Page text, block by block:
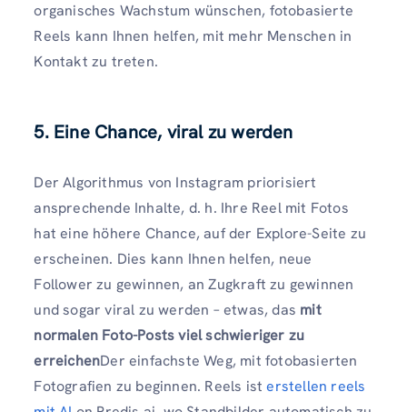
organisches Wachstum wünschen, fotobasierte
Reels kann Ihnen helfen, mit mehr Menschen in
Kontakt zu treten.
5. Eine Chance, viral zu werden
Der Algorithmus von Instagram priorisiert
ansprechende Inhalte, d. h. Ihre Reel mit Fotos
hat eine höhere Chance, auf der Explore-Seite zu
erscheinen. Dies kann Ihnen helfen, neue
Follower zu gewinnen, an Zugkraft zu gewinnen
und sogar viral zu werden – etwas, das mit
normalen Foto-Posts viel schwieriger zu
erreichenDer einfachste Weg, mit fotobasierten
Fotografien zu beginnen. Reels isterstellen reels